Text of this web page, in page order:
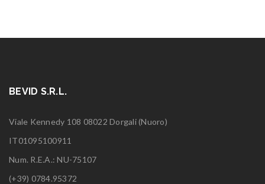
BEVID S.R.L.
Viale Kennedy 108 08022 Dorgali (Nuoro)
IT01095100911
Num. R.E.A.: NU-75107
(+39) 0784.95372